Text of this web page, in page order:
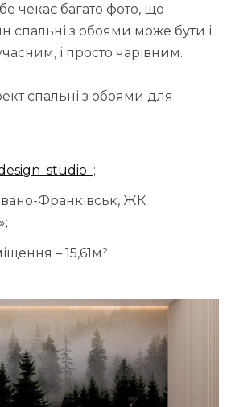
чекає багато фото, що
спальні з обоями може бути і
і просто чарівним.
спальні з обоями для
;
Франківськ, ЖК
– 15,61м².